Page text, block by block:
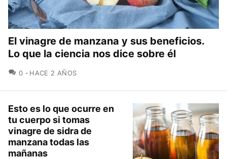
El vinagre de manzana y sus beneficios.
Lo que la ciencia nos dice sobre él
0 COMENTARIOS
HACE 2 AÑOS
Esto es lo que ocurre en
tu cuerpo si tomas
vinagre de sidra de
manzana todas las
mañanas